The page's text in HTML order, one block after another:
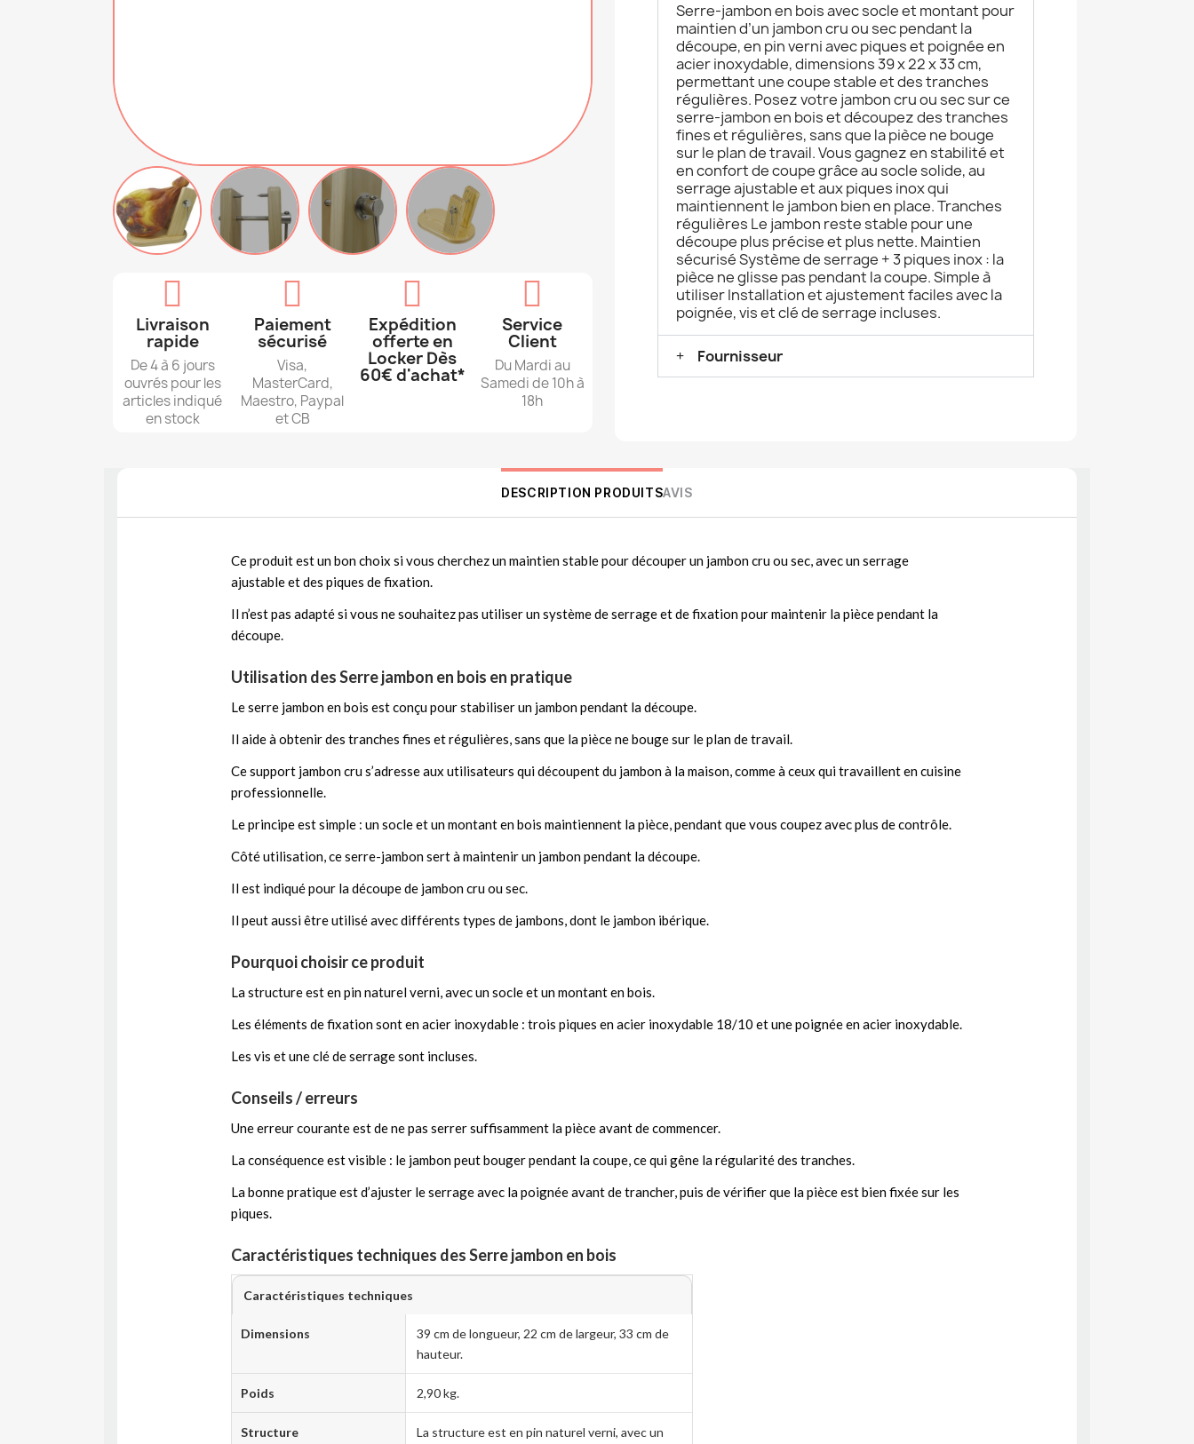
Livraison
rapide
De 4 à 6 jours
ouvrés pour les
articles indiqué
en stock
Paiement
sécurisé
Visa,
MasterCard,
Maestro, Paypal
et CB
Expédition
offerte en
Locker Dès
60€ d'achat*
Service
Client
Du Mardi au
Samedi de 10h à
18h
Serre-jambon en bois avec socle et montant pour
maintien d’un jambon cru ou sec pendant la
découpe, en pin verni avec piques et poignée en
acier inoxydable, dimensions 39 x 22 x 33 cm,
permettant une coupe stable et des tranches
régulières. Posez votre jambon cru ou sec sur ce
serre-jambon en bois et découpez des tranches
fines et régulières, sans que la pièce ne bouge
sur le plan de travail. Vous gagnez en stabilité et
en confort de coupe grâce au socle solide, au
serrage ajustable et aux piques inox qui
maintiennent le jambon bien en place. Tranches
régulières Le jambon reste stable pour une
découpe plus précise et plus nette. Maintien
sécurisé Système de serrage + 3 piques inox : la
pièce ne glisse pas pendant la coupe. Simple à
utiliser Installation et ajustement faciles avec la
poignée, vis et clé de serrage incluses.
Fournisseur
DESCRIPTION PRODUITSAVIS
Ce produit est un bon choix si vous cherchez un maintien stable pour découper un jambon cru ou sec, avec un serrage
ajustable et des piques de fixation.
Il n’est pas adapté si vous ne souhaitez pas utiliser un système de serrage et de fixation pour maintenir la pièce pendant la
découpe.
Utilisation des Serre jambon en bois en pratique
Le serre jambon en bois est conçu pour stabiliser un jambon pendant la découpe.
Il aide à obtenir des tranches fines et régulières, sans que la pièce ne bouge sur le plan de travail.
Ce support jambon cru s’adresse aux utilisateurs qui découpent du jambon à la maison, comme à ceux qui travaillent en cuisine
professionnelle.
Le principe est simple : un socle et un montant en bois maintiennent la pièce, pendant que vous coupez avec plus de contrôle.
Côté utilisation, ce serre-jambon sert à maintenir un jambon pendant la découpe.
Il est indiqué pour la découpe de jambon cru ou sec.
Il peut aussi être utilisé avec différents types de jambons, dont le jambon ibérique.
Pourquoi choisir ce produit
La structure est en pin naturel verni, avec un socle et un montant en bois.
Les éléments de fixation sont en acier inoxydable : trois piques en acier inoxydable 18/10 et une poignée en acier inoxydable.
Les vis et une clé de serrage sont incluses.
Conseils / erreurs
Une erreur courante est de ne pas serrer suffisamment la pièce avant de commencer.
La conséquence est visible : le jambon peut bouger pendant la coupe, ce qui gêne la régularité des tranches.
La bonne pratique est d’ajuster le serrage avec la poignée avant de trancher, puis de vérifier que la pièce est bien fixée sur les
piques.
Caractéristiques techniques des Serre jambon en bois
Caractéristiques techniques
Dimensions
39 cm de longueur, 22 cm de largeur, 33 cm de
hauteur.
Poids 2,90 kg.
Structure
La structure est en pin naturel verni, avec un